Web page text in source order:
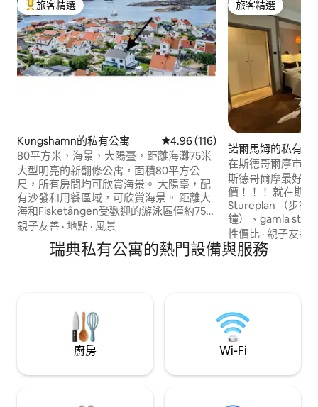
旅客精選榜首
旅客精選
Kungshamn的私有公寓 從 116 則評價中獲得 4.96 的平
4.96 (116)
80平方米，海景，大陽臺，距離海灘75米
大型明亮的新翻修公寓，面積80平方公
尺，所有房間均可欣賞海景。 大陽臺，配
有沙發和用餐區域，可欣賞海景。 距離大
海和Fisketången受歡迎的游泳區僅約75公
尺，那裡有一個小亭和一個吃螃蟹的碼
距離Kungshamn中心約1.5公裏，船隻前
親子友善 · 地點 · 風景
旅客精選
旅客精選
諾爾馬姆的私有公
在斯德哥爾摩市中
斯德哥爾摩最好
價！！！ 就在斯德哥爾摩市中心！ 靠近：
Stureplan （步行
鐘）、gamla stan
Humlegarden （
可抵達中央公園）。 寬敞的臥室。 功
廚房和客廳之間
性價比 ·親子友善
瑞典私有公寓的熱門設備與服務
廚房 Wi-Fi